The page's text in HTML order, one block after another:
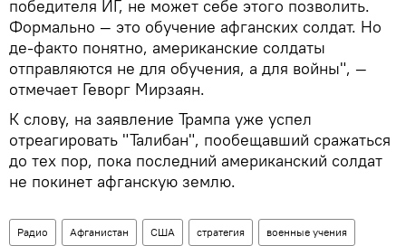
победителя ИГ, не может себе этого позволить.
Формально — это обучение афганских солдат. Но
де-факто понятно, американские солдаты
отправляются не для обучения, а для войны", —
отмечает Геворг Мирзаян.
К слову, на заявление Трампа уже успел
отреагировать "Талибан", пообещавший сражаться
до тех пор, пока последний американский солдат
не покинет афганскую землю.
Радио Афганистан США стратегия военные учения